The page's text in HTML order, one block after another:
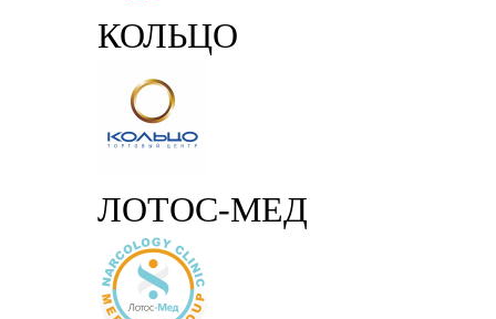
КОЛЬЦО
ЛОТОС-МЕД